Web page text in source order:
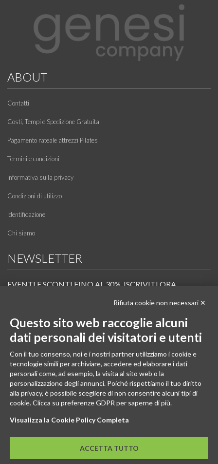
ABOUT
Contatti
Costi, Tempi e Spedizione Gratuita
Pagamento rateale attrezzi Pilates
Termini e condizioni
Informativa sulla privacy
Condizioni di utilizzo
Identificazione
Chi siamo
NEWSLETTER
EVENTI E SCONTI FINO AL 30%. ISCRIVITI ORA.
Scopri in anteprima i nuovi prodotti, le promozioni riservate ai professionisti e resta
Iscrivi alla Newsletter
SEGUICI
Rifiuta cookie non necessari ✕
Questo sito web raccoglie alcuni
dati personali dei visitatori e utenti
Con il tuo consenso, noi e i nostri partner utilizziamo i cookie e
tecnologie simili per archiviare, accedere ed elaborare i dati
personali come, ad esempio, la visita al sito web o la
personalizzazione degli annunci. Poiché rispettiamo il tuo diritto
alla privacy, è possibile scegliere di non consentire alcuni tipi di
cookie. Clicca su preferenze GDPR per saperne di più.
Visualizza la Cookie Policy Completa
ACCETTA TUTTO